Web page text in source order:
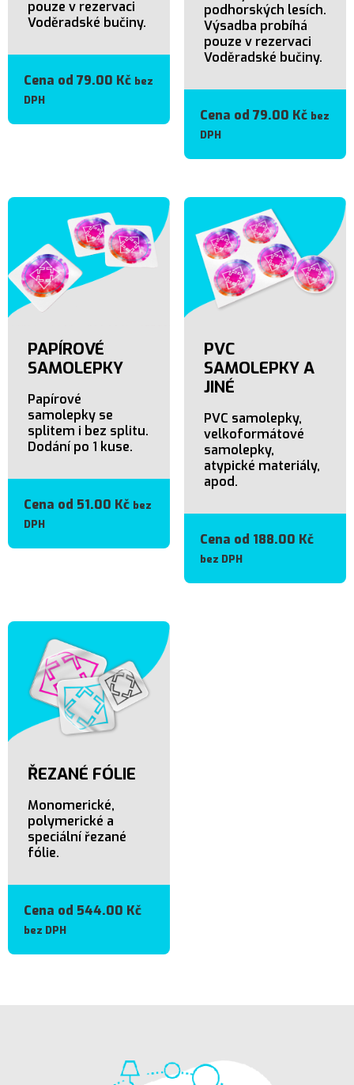
pouze v rezervaci
Voděradské bučiny.
Cena od 79.00 Kč bez
DPH
podhorských lesích.
Výsadba probíhá
pouze v rezervaci
Voděradské bučiny.
Cena od 79.00 Kč bez
DPH
PAPÍROVÉ
SAMOLEPKY
Papírové
samolepky se
splitem i bez splitu.
Dodání po 1 kuse.
Cena od 51.00 Kč bez
DPH
PVC
SAMOLEPKY A
JINÉ
PVC samolepky,
velkoformátové
samolepky,
atypické materiály,
apod.
Cena od 188.00 Kč
bez DPH
ŘEZANÉ FÓLIE
Monomerické,
polymerické a
speciální řezané
fólie.
Cena od 544.00 Kč
bez DPH